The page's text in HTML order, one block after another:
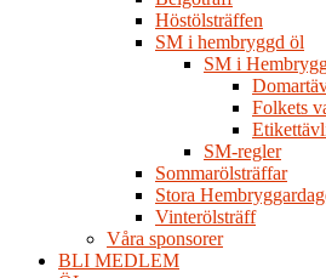
Höstölsträffen
SM i hembryggd öl
SM i
Folkets
SM-regler
Sommarölsträffar
Stora
Vinterölsträff
Våra sponsorer
BLI MEDLEM